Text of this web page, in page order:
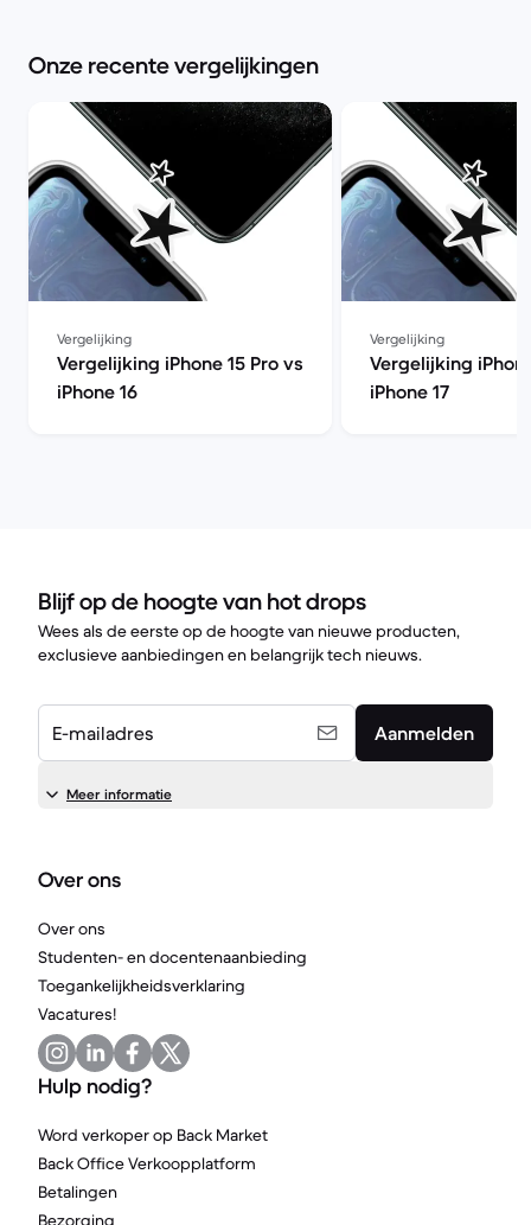
Onze recente vergelijkingen
Vergelijking
Vergelijking iPhone 15 Pro vs
iPhone 16
Vergelijking
Vergelijking
iPhone 17
Blijf op de hoogte van hot drops
Wees als de eerste op de hoogte van nieuwe producten,
exclusieve aanbiedingen en belangrijk tech nieuws.
E-mailadres Aanmelden
Meer informatie
Over ons
Over ons
Studenten- en docentenaanbieding
Toegankelijkheidsverklaring
Vacatures!
Hulp nodig?
Word verkoper op Back Market
Back Office Verkoopplatform
Betalingen
Bezorging